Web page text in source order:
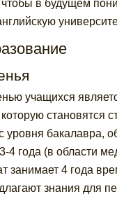
в будущем
учащихся
становятся
уровня бакалавра,
4 года (в области
занимает 4 года
знания для